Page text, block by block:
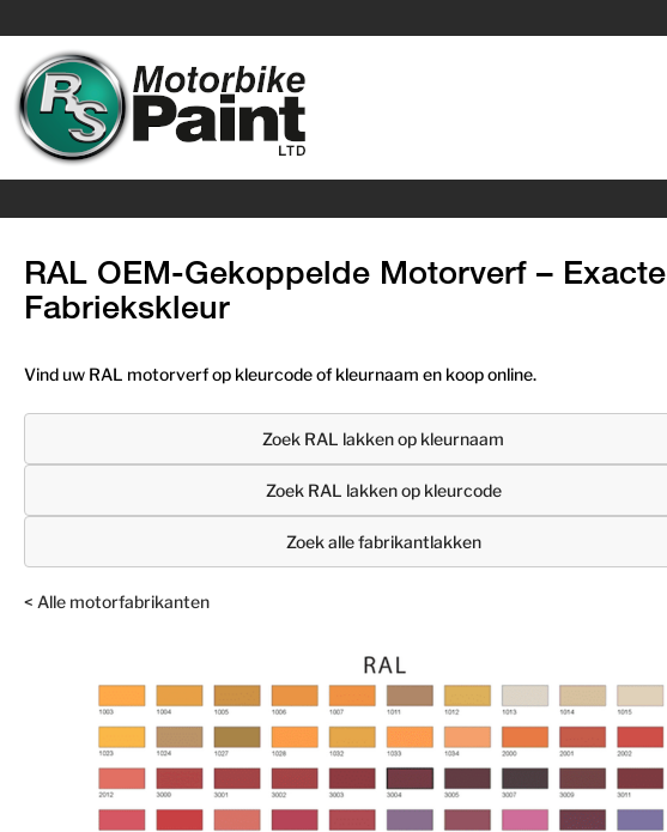
RAL OEM-Gekoppelde Motorverf – Exacte
Fabriekskleur
Vind uw RAL motorverf op kleurcode of kleurnaam en koop online.
Zoek RAL lakken op kleurnaam
Zoek RAL lakken op kleurcode
Zoek alle fabrikantlakken
< Alle motorfabrikanten